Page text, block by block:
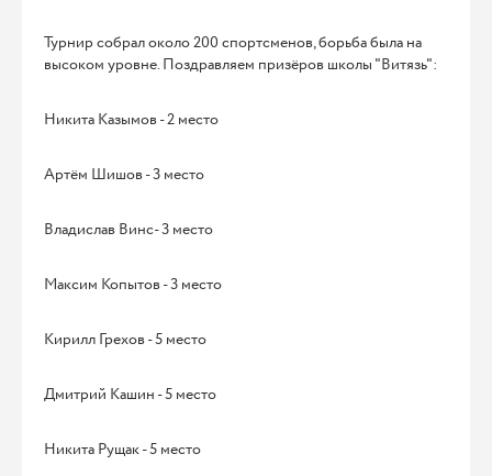
Турнир собрал около 200 спортсменов, борьба была на
высоком уровне. Поздравляем призёров школы "Витязь":
Никита Казымов - 2 место
Артём Шишов - 3 место
Владислав Винс- 3 место
Максим Копытов - 3 место
Кирилл Грехов - 5 место
Дмитрий Кашин - 5 место
Никита Рущак - 5 место